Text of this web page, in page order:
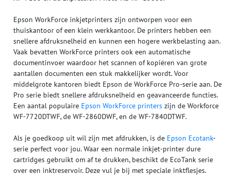
Epson WorkForce inkjetprinters zijn ontworpen voor een
thuiskantoor of een klein werkkantoor. De printers hebben een
snellere afdruksnelheid en kunnen een hogere werkbelasting aan.
Vaak bevatten WorkForce printers ook een automatische
documentinvoer waardoor het scannen of kopiëren van grote
aantallen documenten een stuk makkelijker wordt. Voor
middelgrote kantoren biedt Epson de WorkForce Pro-serie aan. De
Pro serie biedt snellere afdruksnelheid en geavanceerde functies.
Een aantal populaire Epson WorkForce printers zijn de Workforce
WF-7720DTWF, de WF-2860DWF, en de WF-7840DTWF.
Als je goedkoop uit wil zijn met afdrukken, is de Epson Ecotank-
serie perfect voor jou. Waar een normale inkjet-printer dure
cartridges gebruikt om af te drukken, beschikt de EcoTank serie
over een inktreservoir. Deze vul je bij met speciale inktflesjes.